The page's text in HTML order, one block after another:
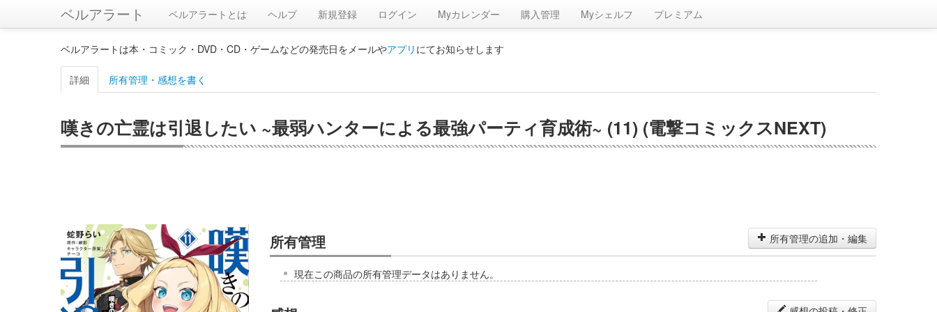
ベルアラート ベルアラートとは ヘルプ 新規登録 ログイン Myカレンダー 購入管理 Myシェルフ プレミアム
ベルアラートは本・コミック・DVD・CD・ゲームなどの発売日をメールやアプリ にてお知らせします
詳細 所有管理・感想を書く
嘆きの亡霊は引退したい ~最弱ハンターによる最強パーティ育成術~ (11) (電撃コミックスNEXT)
所有管理 所有管理の追加・編集
現在この商品の所有管理データはありません。